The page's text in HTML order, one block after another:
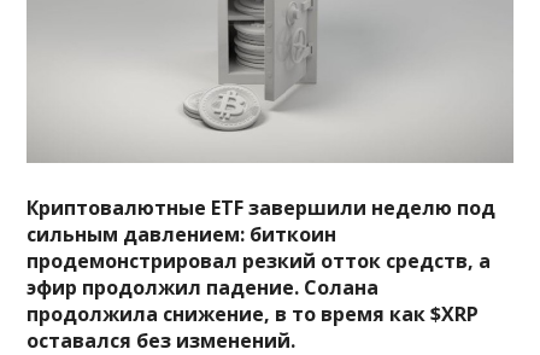
Криптовалютные ETF завершили неделю под
сильным давлением: биткоин
продемонстрировал резкий отток средств, а
эфир продолжил падение. Солана
продолжила снижение, в то время как $XRP
оставался без изменений.